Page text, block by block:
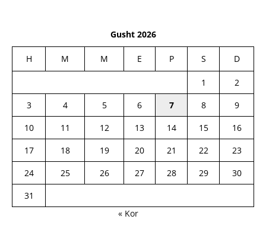
Gusht 2026
H M M E P S D
1
2
3
4 5 6 7 8
9
10
11 12 13 14 15
16
17
18 19 20 21 22
23
24
25 26 27 28 29
30
31
« Kor